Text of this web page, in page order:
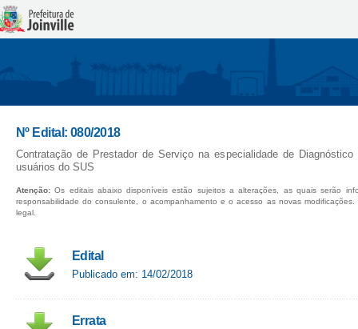
Nº Edital: 080/2018
Contratação de Prestador de Serviço na especialidade de
usuários do SUS
Atenção: Os editais abaixo disponíveis estão sujeitos a alterações, as quais serão
responsabilidade do consulente, o acompanhamento e o acesso as novas
legal.
Edital
Publicado em: 14/02/2018
Errata